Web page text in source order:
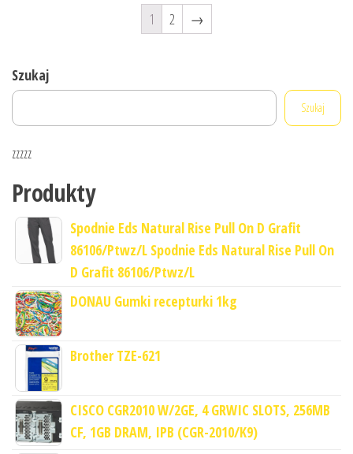
1 2 →
Szukaj
Szukaj
zzzzz
Produkty
Spodnie Eds Natural Rise Pull On D Grafit
86106/Ptwz/L Spodnie Eds Natural Rise Pull On
D Grafit 86106/Ptwz/L
DONAU Gumki recepturki 1kg
Brother TZE-621
CISCO CGR2010 W/2GE, 4 GRWIC SLOTS, 256MB
CF, 1GB DRAM, IPB (CGR-2010/K9)